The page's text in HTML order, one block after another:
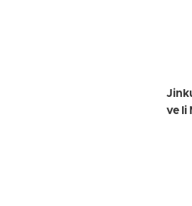
ve li